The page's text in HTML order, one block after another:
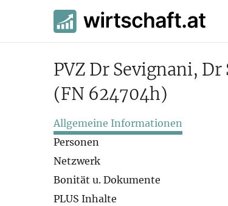
PVZ Dr Sevignani,
(FN 624704h)
Allgemeine Informationen
Personen
Netzwerk
Bonität u. Dokumente
PLUS Inhalte